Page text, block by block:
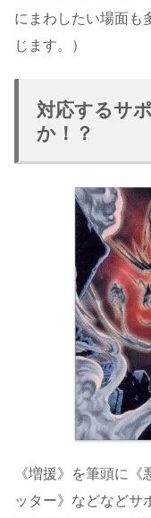
にまわしたい場面も
じます。）
対応するサ
か！？
《増援》を筆頭に
ッター》などなどサ